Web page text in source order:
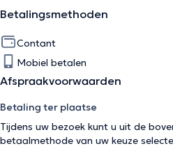
Betalingsmethoden
Contant
Mobiel betalen
Afspraakvoorwaarden
Betaling ter plaatse
Tijdens uw bezoek kunt u uit de
betaalmethode van uw keuze